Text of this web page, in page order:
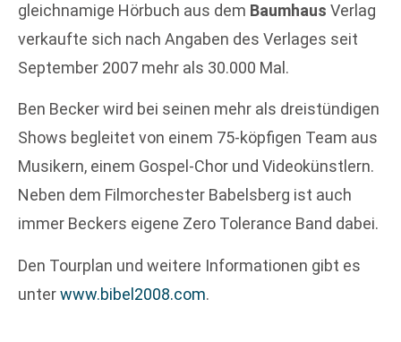
gleichnamige Hörbuch aus dem Baumhaus Verlag
verkaufte sich nach Angaben des Verlages seit
September 2007 mehr als 30.000 Mal.
Ben Becker wird bei seinen mehr als dreistündigen
Shows begleitet von einem 75-köpfigen Team aus
Musikern, einem Gospel-Chor und Videokünstlern.
Neben dem Filmorchester Babelsberg ist auch
immer Beckers eigene Zero Tolerance Band dabei.
Den Tourplan und weitere Informationen gibt es
unterwww.bibel2008.com.